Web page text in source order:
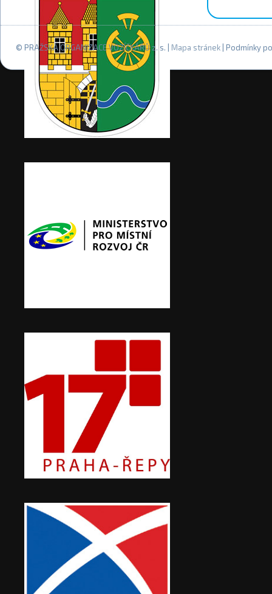
© PRAŽSKÁ ORGANIZACE VOZÍČKÁŘŮ z. s. | Mapa stránek | Podmínky